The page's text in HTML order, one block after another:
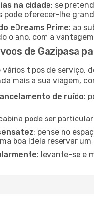
na cidade: se
pode oferecer-lhe
eDreams Prime: ao
o ano, com a
de Gazipasa
tipos de serviço,
mais a sua viagem,
de ruído:
pode ser
: pense no
boa ideia reservar
: levante-se e